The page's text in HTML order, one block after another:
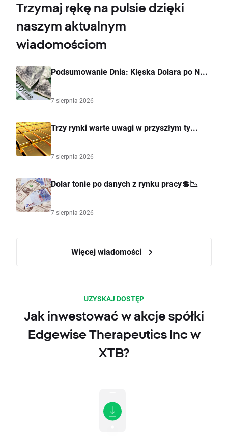
Trzymaj rękę na pulsie dzięki
naszym aktualnym
wiadomościom
Podsumowanie Dnia: Klęska Dolara po N...
7 sierpnia 2026
Trzy rynki warte uwagi w przyszłym ty...
7 sierpnia 2026
Dolar tonie po danych z rynku pracy💲📉
7 sierpnia 2026
Więcej wiadomości
UZYSKAJ DOSTĘP
Jak inwestować w akcje spółki
Edgewise Therapeutics Inc w
XTB?